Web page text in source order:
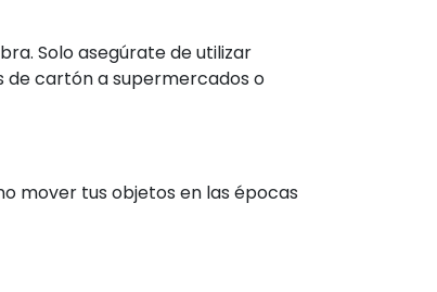
Solo asegúrate de utilizar
de cartón a supermercados o
mover tus objetos en las épocas